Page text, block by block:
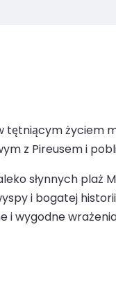
tętniącym życiem
z Pireusem i
słynnych
i bogatej
i wygodne